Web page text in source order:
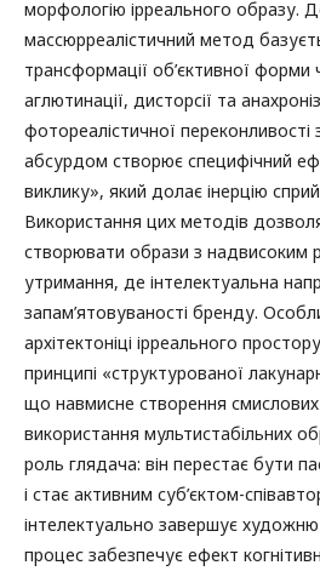
морфологію ірреального образу.
массюрреалістичний метод
трансформації об’єктивної форми
аглютинації, дисторсії та
фотореалістичної переконливості
абсурдом створює специфічний
виклику», який долає інерцію
Використання цих методів
створювати образи з надвисоким
утримання, де інтелектуальна
запам’ятовуваності бренду.
архітектоніці ірреального
принципі «структурованої
що навмисне створення смислових
використання мультистабільних
роль глядача: він перестає бути
і стає активним суб’єктом-
інтелектуально завершує художню
процес забезпечує ефект